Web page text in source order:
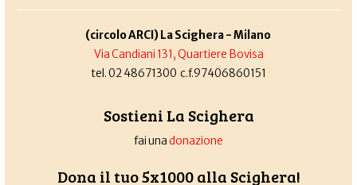
(circolo ARCI) La Scighera - Milano
Via Candiani 131, Quartiere Bovisa
tel. 02 48671300 c.f.97406860151
Sostieni La Scighera
fai unadonazione
Dona il tuo 5x1000 alla Scighera!